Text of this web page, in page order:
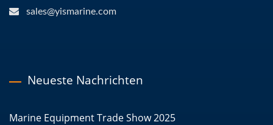
sales@yismarine.com
Neueste Nachrichten
Marine Equipment Trade Show 2025